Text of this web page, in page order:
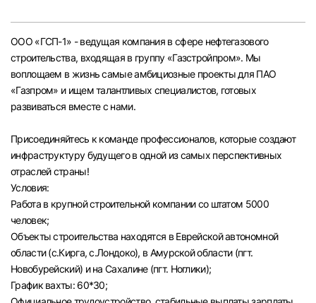
Самара
Оренбург
Ульяновск
Курган
Уфа
ООО «ГСП-1» - ведущая компания в сфере нефтегазового
строительства, входящая в группу «Газстройпром». Мы
воплощаем в жизнь самые амбициозные проекты для ПАО
«Газпром» и ищем талантливых специалистов, готовых
развиваться вместе с нами.
Присоединяйтесь к команде профессионалов, которые создают
инфраструктуру будущего в одной из самых перспективных
отраслей страны!
Условия:
Работа в крупной строительной компании со штатом 5000
человек;
Объекты строительства находятся в Еврейской автономной
области (с.Кирга, с.Лондоко), в Амурской области (пгт.
Новобурейский) и на Сахалине (пгт. Ноглики);
График вахты: 60*30;